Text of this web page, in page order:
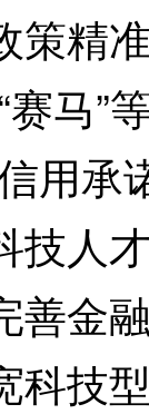
策精
赛马”
用承
技人
善金
科技